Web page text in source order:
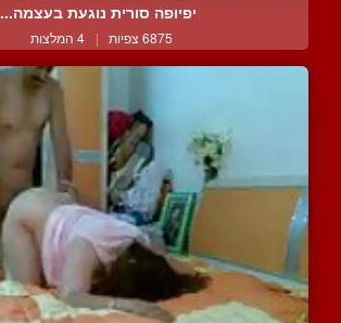
יפיופה סורית נוגעת בעצמה...
6875 צפיות | 4 המלצות